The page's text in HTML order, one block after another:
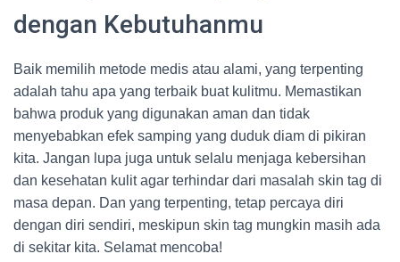
dengan Kebutuhanmu
Baik memilih metode medis atau alami, yang terpenting
adalah tahu apa yang terbaik buat kulitmu. Memastikan
bahwa produk yang digunakan aman dan tidak
menyebabkan efek samping yang duduk diam di pikiran
kita. Jangan lupa juga untuk selalu menjaga kebersihan
dan kesehatan kulit agar terhindar dari masalah skin tag di
masa depan. Dan yang terpenting, tetap percaya diri
dengan diri sendiri, meskipun skin tag mungkin masih ada
di sekitar kita. Selamat mencoba!